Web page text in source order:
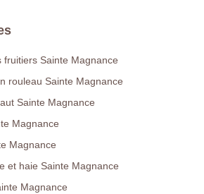
fruitiers Sainte Magnance
rouleau Sainte Magnance
Sainte Magnance
Magnance
Magnance
et haie Sainte Magnance
Magnance